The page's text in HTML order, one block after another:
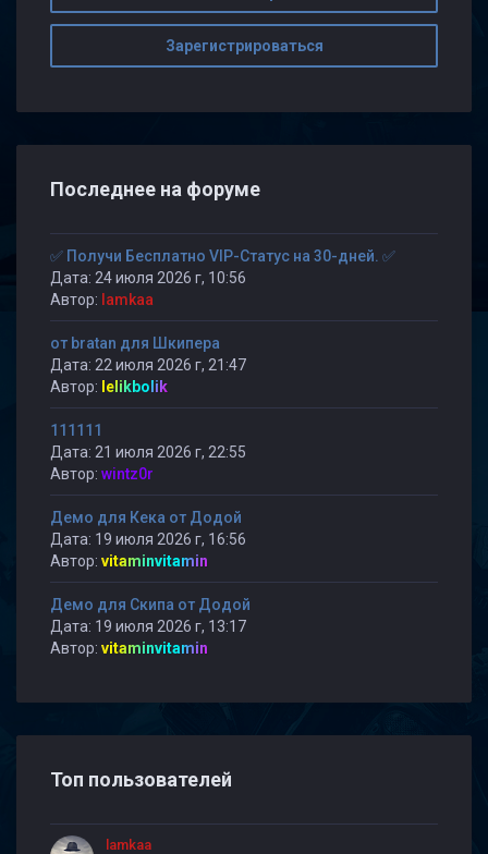
Зарегистрироваться
Последнее на форуме
✅ Получи Бесплатно VIP-Статус на 30-дней. ✅
Дата: 24 июля 2026 г, 10:56
Автор: lamkaa
от bratan для Шкипера
Дата: 22 июля 2026 г, 21:47
Автор: lelikbolik
111111
Дата: 21 июля 2026 г, 22:55
Автор: wintz0r
Демо для Кека от Додой
Дата: 19 июля 2026 г, 16:56
Автор: vitaminvitamin
Демо для Скипа от Додой
Дата: 19 июля 2026 г, 13:17
Автор: vitaminvitamin
Топ пользователей
lamkaa